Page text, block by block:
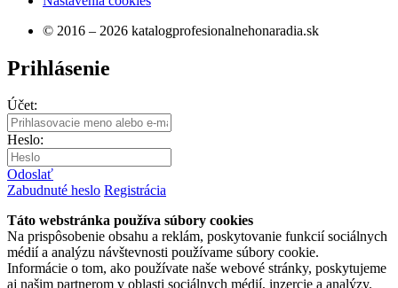
© 2016 – 2026 katalogprofesionalnehonaradia.sk
Prihlásenie
Účet:
Heslo:
Odoslať
Zabudnuté heslo Registrácia
Táto webstránka používa súbory cookies
Na prispôsobenie obsahu a reklám, poskytovanie funkcií sociálnych
médií a analýzu návštevnosti používame súbory cookie.
Informácie o tom, ako používate naše webové stránky, poskytujeme
aj našim partnerom v oblasti sociálnych médií, inzercie a analýzy.